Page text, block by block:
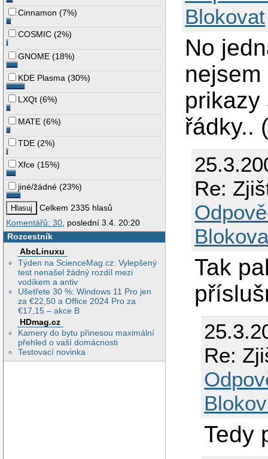
Cinnamon (7%)
COSMIC (2%)
GNOME (18%)
KDE Plasma (30%)
LXQt (6%)
MATE (6%)
TDE (2%)
Xfce (15%)
jiné/žádné (23%)
Celkem 2335 hlasů
Komentářů: 30, poslední 3.4. 20:20
Rozcestník
AbcLinuxu
Týden na ScienceMag.cz: Vylepšený
test nenašel žádný rozdíl mezi
vodíkem a antiv
Ušetřete 30 %: Windows 11 Pro jen
za €22,50 a Office 2024 Pro za
€17,15 – akce B
HDmag.cz
Kamery do bytu přinesou maximální
přehled o vaší domácnosti
Testovací novinka
Blokovat
No
prikazy
řádky..
Re:
Tak
Re:
Tedy